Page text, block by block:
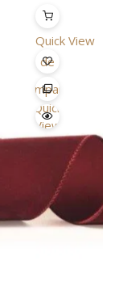
Quick View
Lista
de
Desejo
Comparar
Quick
View